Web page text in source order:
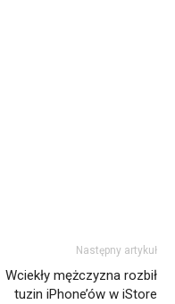
Następny artykuł
Wciekły mężczyzna rozbił
tuzin iPhone’ów w iStore